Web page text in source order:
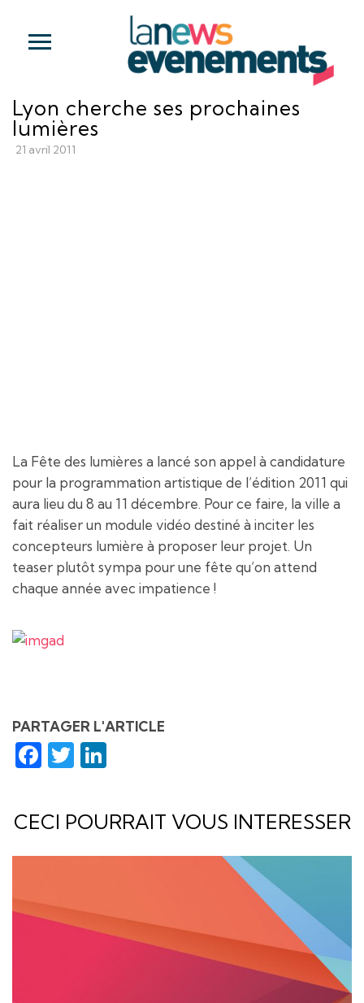
Lyon cherche ses prochaines
lumières
21 avril 2011
La Fête des lumières a lancé son appel à candidature
pour la programmation artistique de l’édition 2011 qui
aura lieu du 8 au 11 décembre. Pour ce faire, la ville a
fait réaliser un module vidéo destiné à inciter les
concepteurs lumière à proposer leur projet. Un
teaser plutôt sympa pour une fête qu’on attend
chaque année avec impatience !
PARTAGER L'ARTICLE
Facebook
Twitter
CECI POURRAIT VOUS INTERESSER